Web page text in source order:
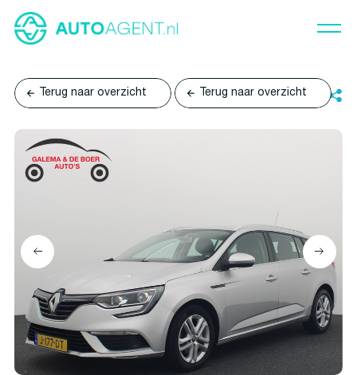
Terug naar overzicht Terug naar overzicht